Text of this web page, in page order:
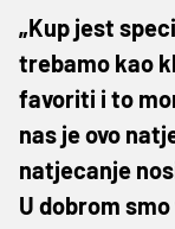
„Kup jest
trebamo kao
favoriti i to
nas je ovo
natjecanje
U dobrom